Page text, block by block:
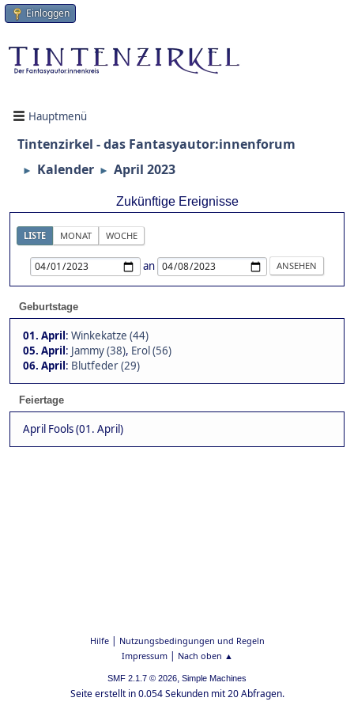
Einloggen
Hauptmenü
Tintenzirkel - das Fantasyautor:innenforum
► Kalender ► April 2023
Zukünftige Ereignisse
LISTE MONAT WOCHE
an
Geburtstage
01. April: Winkekatze (44)
05. April: Jammy (38), Erol (56)
06. April: Blutfeder (29)
Feiertage
April Fools (01. April)
Hilfe| Nutzungsbedingungen und Regeln
Impressum| Nach oben ▲
SMF 2.1.7 © 2026, Simple Machines
Seite erstellt in 0.054 Sekunden mit 20 Abfragen.